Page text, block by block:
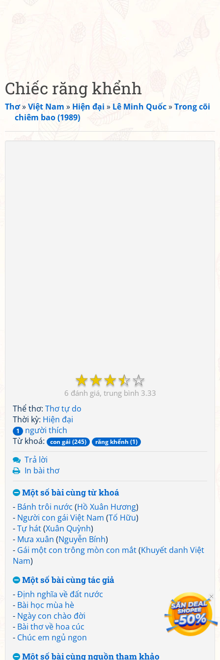
Chiếc răng khểnh
Thơ»Việt Nam » Hiện đại » Lê Minh Quốc»Trong cõi
chiêm bao (1989)
☆
☆
☆
☆
☆
6 3.33
Thể thơ: Thơ tự do
Thời kỳ: Hiện đại
1
người thích
Từ khoá:
con gái (245) răng khểnh (1)
Trả lời
In bài thơ
Một số bài cùng từ khoá
- Bánh trôi nước (Hồ Xuân Hương)
- Người con gái Việt Nam (Tố Hữu)
-Tự hát(Xuân Quỳnh)
- Mưa xuân (Nguyễn Bính)
- Gái một con trông mòn con mắt(Khuyết danh Việt
Nam)
Một số bài cùng tác giả
-Định nghĩa về đất nước
- Bài học mùa hè
- Ngày con chào đời
- Bài thơ về hoa cúc
- Chúc em ngủ ngon
Một số bài cùng nguồn tham khảo